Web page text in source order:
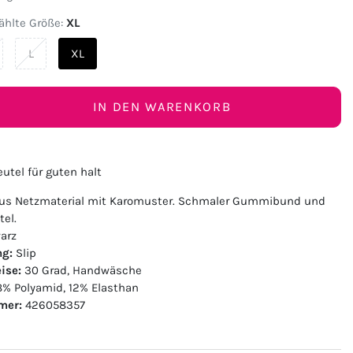
Größe: XL
L XL
IN DEN WARENKORB
für guten halt
Netzmaterial mit Karomuster. Schmaler Gummibund und
Slip
30 Grad, Handwäsche
Polyamid, 12% Elasthan
426058357